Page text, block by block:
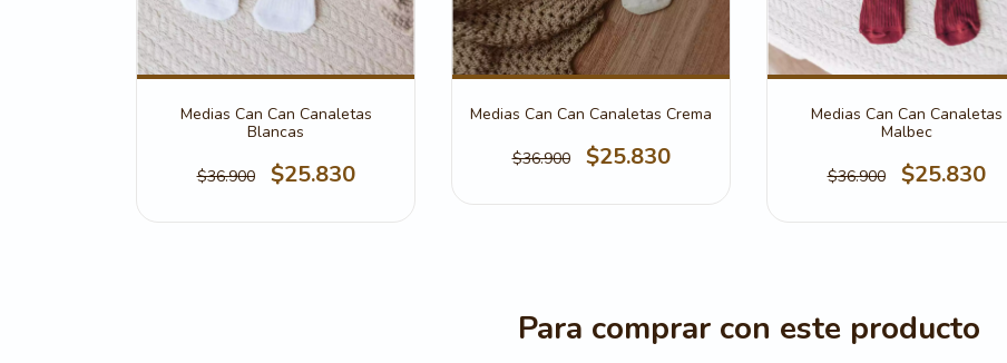
Medias Can Can Canaletas
Blancas
$36.900 $25.830
Medias Can Can Canaletas Crema
$36.900 $25.830
Medias Can Can Canaletas
Malbec
$36.900 $25.830
Para comprar con este producto